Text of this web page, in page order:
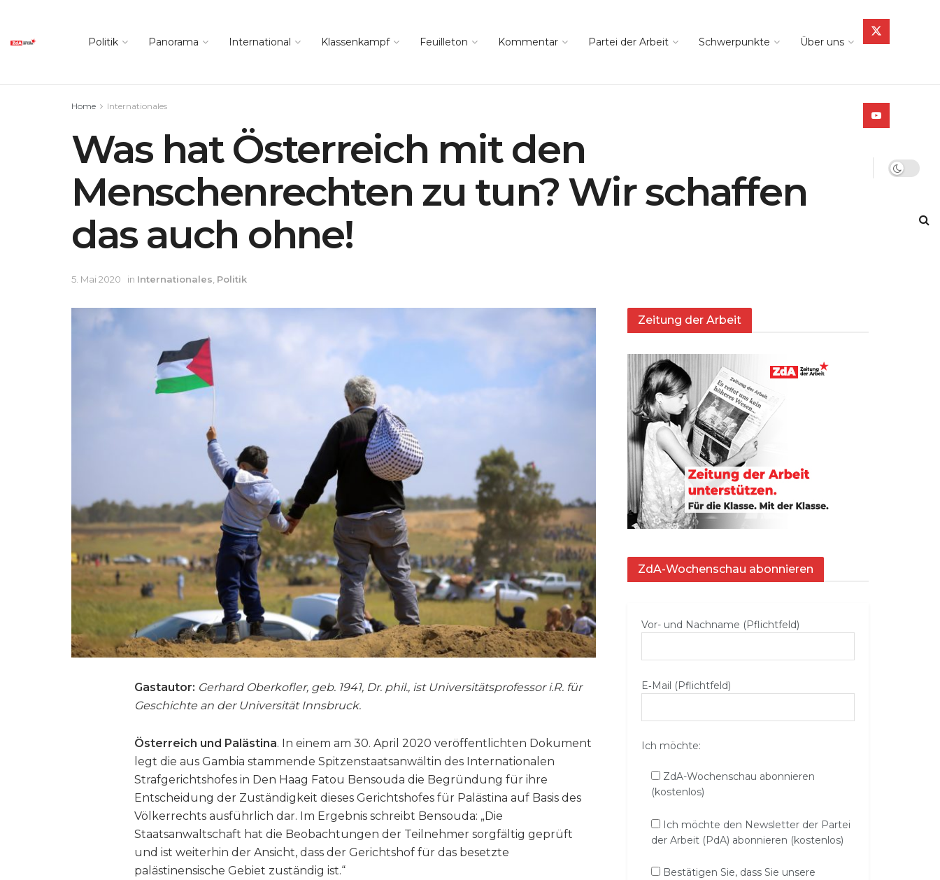
Politik Panorama International Klassenkampf Feuilleton Kommentar Partei der Arbeit Schwerpunkte Über uns
Home Internationales
Was hat Österreich mit den
Menschenrechten zu tun? Wir schaffen
das auch ohne!
5. Mai 2020 in Internationales, Politik
Gastautor: Gerhard Oberkofler, geb. 1941, Dr. phil., ist Universitätsprofessor i.R. für
Geschichte an der Universität Innsbruck.
Österreich und Palästina. In einem am 30. April 2020 veröffentlichten Dokument
legt die aus Gambia stammende Spitzenstaatsanwältin des Internationalen
Strafgerichtshofes in Den Haag Fatou Bensouda die Begründung für ihre
Entscheidung der Zuständigkeit dieses Gerichtshofes für Palästina auf Basis des
Völkerrechts ausführlich dar. Im Ergebnis schreibt Bensouda: „Die
Staatsanwaltschaft hat die Beobachtungen der Teilnehmer sorgfältig geprüft
und ist weiterhin der Ansicht, dass der Gerichtshof für das besetzte
palästinensische Gebiet zuständig ist.“
Zeitung der Arbeit
ZdA-Wochenschau abonnieren
Vor- und Nachname (Pflichtfeld)
E‑Mail (Pflichtfeld)
Ich möchte:
ZdA-Wochenschau abonnieren
(kostenlos)
Ich möchte den Newsletter der Partei
der Arbeit (PdA) abonnieren (kostenlos)
Bestätigen Sie, dass Sie unsere